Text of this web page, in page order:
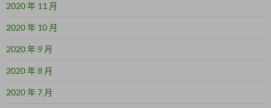
2020 年 11 月
2020 年 10 月
2020 年 9 月
2020 年 8 月
2020 年 7 月